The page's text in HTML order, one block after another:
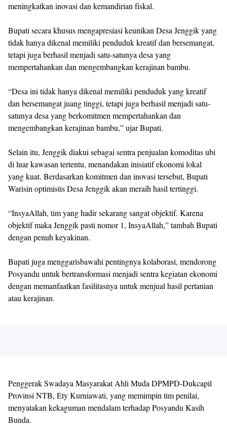
meningkatkan inovasi dan kemandirian fiskal.
Bupati secara khusus mengapresiasi keunikan Desa Jenggik yang
tidak hanya dikenal memiliki penduduk kreatif dan bersemangat,
tetapi juga berhasil menjadi satu-satunya desa yang
mempertahankan dan mengembangkan kerajinan bambu.
“Desa ini tidak hanya dikenal memiliki penduduk yang kreatif
dan bersemangat juang tinggi, tetapi juga berhasil menjadi satu-
satunya desa yang berkomitmen mempertahankan dan
mengembangkan kerajinan bambu,” ujar Bupati.
Selain itu, Jenggik diakui sebagai sentra penjualan komoditas ubi
di luar kawasan tertentu, menandakan inisiatif ekonomi lokal
yang kuat. Berdasarkan komitmen dan inovasi tersebut, Bupati
Warisin optimistis Desa Jenggik akan meraih hasil tertinggi.
“InsyaAllah, tim yang hadir sekarang sangat objektif. Karena
objektif maka Jenggik pasti nomor 1, InsyaAllah,” tambah Bupati
dengan penuh keyakinan.
Bupati juga menggarisbawahi pentingnya kolaborasi, mendorong
Posyandu untuk bertransformasi menjadi sentra kegiatan ekonomi
dengan memanfaatkan fasilitasnya untuk menjual hasil pertanian
atau kerajinan.
Penggerak Swadaya Masyarakat Ahli Muda DPMPD-Dukcapil
Provinsi NTB, Ety Kurniawati, yang memimpin tim penilai,
menyatakan kekaguman mendalam terhadap Posyandu Kasih
Bunda.